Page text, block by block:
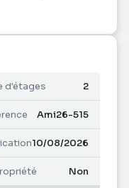
un projet mixte
une activité
libérale
d'étages 2
Ami26-515
10/08/2026
Non